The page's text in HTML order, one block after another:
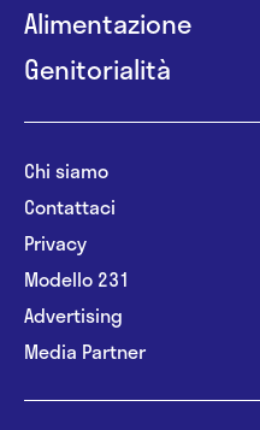
Alimentazione
Genitorialità
Chi siamo
Contattaci
Privacy
Modello 231
Advertising
Media Partner